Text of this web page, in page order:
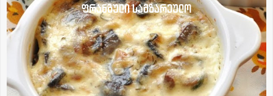
ფრანგული სამზარეულო